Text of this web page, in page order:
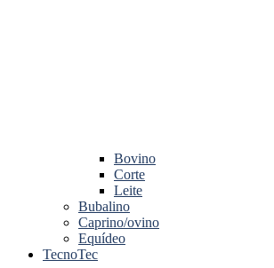
Bovino
Corte
Leite
Bubalino
Caprino/ovino
Equídeo
TecnoTec